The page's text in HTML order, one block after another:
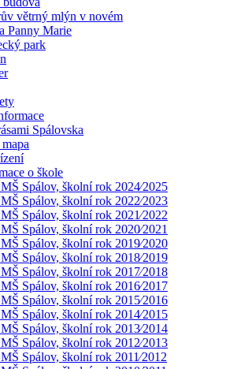
větrný mlýn v novém
Panny Marie
park
Spálovska
o škole
Spálov, školní rok 2024⁄2025
Spálov, školní rok 2022⁄2023
Spálov, školní rok 2021⁄2022
Spálov, školní rok 2020⁄2021
Spálov, školní rok 2019⁄2020
Spálov, školní rok 2018⁄2019
Spálov, školní rok 2017⁄2018
Spálov, školní rok 2016⁄2017
Spálov, školní rok 2015⁄2016
Spálov, školní rok 2014⁄2015
Spálov, školní rok 2013⁄2014
Spálov, školní rok 2012⁄2013
Spálov, školní rok 2011⁄2012